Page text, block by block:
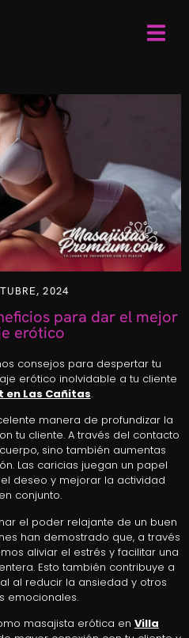
2024
para dar el mejor
erótico
consejos para despertar tu
erótico inolvidable a tu cliente
en Las Cañitas.
manera de profundizar la
tu cliente. A través del contacto
sino también aumentas
Las caricias juegan un papel
deseo y mejorar la actividad
conjunto.
el poder relajante de un buen
han demostrado que, a través
aliviar el estrés y facilitar una
Esto también contribuye a
al reducir la ansiedad y otros
emocionales.
masajista erótica en Villa